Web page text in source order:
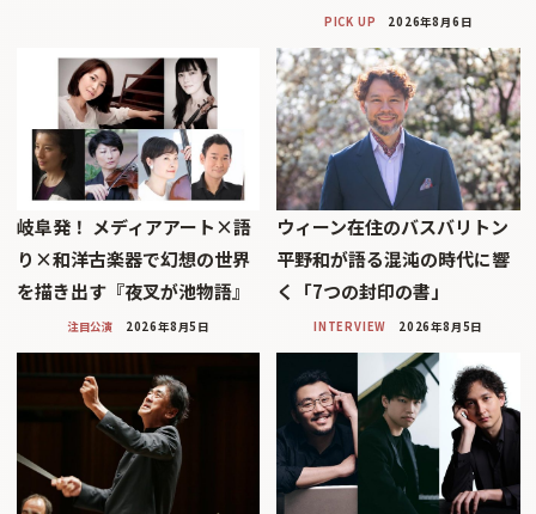
PICK UP 2026年8月6日
岐阜発！ メディアアート×語
り×和洋古楽器で幻想の世界
を描き出す『夜叉が池物語』
注目公演 2026年8月5日
ウィーン在住のバスバリトン
平野和が語る混沌の時代に響
く「7つの封印の書」
INTERVIEW 2026年8月5日